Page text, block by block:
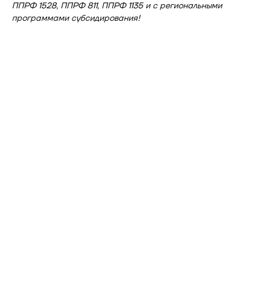
ППРФ 1528, ППРФ 811, ППРФ 1135 и с региональными
программами субсидирования!